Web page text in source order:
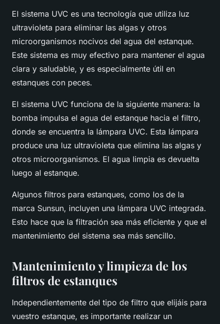
El sistema UVC es una tecnología que utiliza luz
ultravioleta para eliminar las algas y otros
microorganismos nocivos del agua del estanque.
Este sistema es muy efectivo para mantener el agua
clara y saludable, y es especialmente útil en
estanques con peces.
El sistema UVC funciona de la siguiente manera: la
bomba impulsa el agua del estanque hacia el filtro,
donde se encuentra la lámpara UVC. Esta lámpara
produce una luz ultravioleta que elimina las algas y
otros microorganismos. El agua limpia es devuelta
luego al estanque.
Algunos filtros para estanques, como los de la
marca Sunsun, incluyen una lámpara UVC integrada.
Esto hace que la filtración sea más eficiente y que el
mantenimiento del sistema sea más sencillo.
Mantenimiento y limpieza de los
filtros de estanques
Independientemente del tipo de filtro que elijáis para
vuestro estanque, es importante realizar un